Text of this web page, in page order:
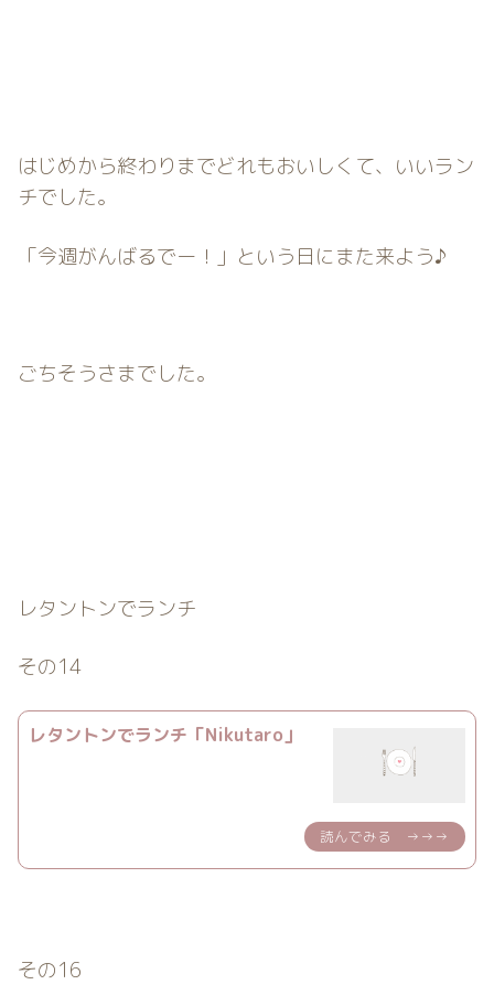
はじめから終わりまでどれもおいしくて、いいラン
チでした。
「今週がんばるでー！」という日にまた来よう♪
ごちそうさまでした。
レタントンでランチ
その14
レタントンでランチ「Nikutaro」
その16